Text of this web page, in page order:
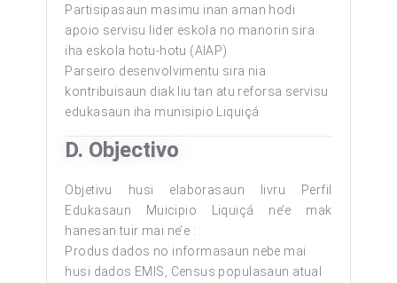
Partisipasaun masimu inan aman hodi
apoio servisu lider eskola no manorin sira
iha eskola hotu-hotu (AIAP)
Parseiro desenvolvimentu sira nia
kontribuisaun diak liu tan atu reforsa servisu
edukasaun iha munisipio Liquiçá
D. Objectivo
Objetivu husi elaborasaun livru Perfil
Edukasaun Muicipio Liquiçá ne’e mak
hanesan tuir mai ne’e :
Produs dados no informasaun nebe mai
husi dados EMIS, Census populasaun atual